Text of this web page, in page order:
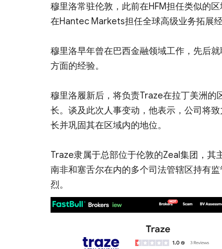
穆里洛常驻伦敦，此前在HFM担任类似的
在Hantec Markets担任全球高级业务拓展
穆里洛早年曾在巴西金融领域工作，先后
方面的经验。
穆里洛履新后，将负责Traze在拉丁美洲
长。谈及此次人事变动，他表示，公司将
长并巩固其在区域内的地位。
Traze隶属于总部位于伦敦的Zeal集团，其
南非和塞舌尔在内的多个司法管辖区持有
烈。